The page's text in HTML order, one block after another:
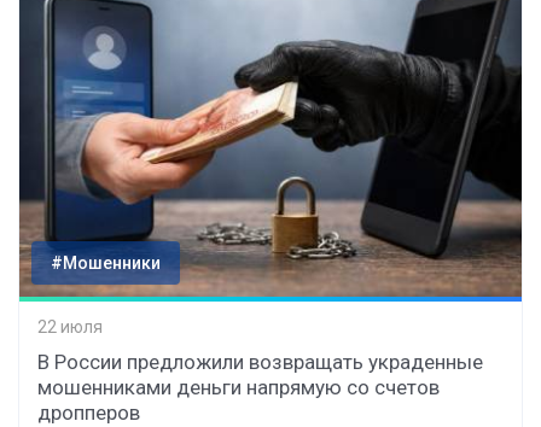
#Мошенники
22 июля
В России предложили возвращать украденные
мошенниками деньги напрямую со счетов
дропперов